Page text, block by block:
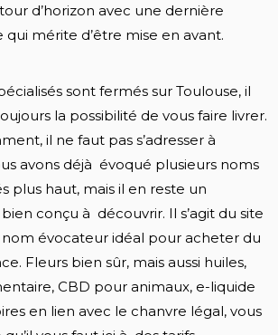
d’horizon avec une dernière
mérite d’être mise en avant.
sont fermés sur Toulouse, il
la possibilité de vous faire livrer.
il ne faut pas s’adresser à
avons déjà évoqué plusieurs noms
plus haut, mais il en reste un
conçu à découvrir. Il s’agit du site
nom évocateur idéal pour acheter du
Fleurs bien sûr, mais aussi huiles,
CBD pour animaux, e-liquide
en lien avec le chanvre légal, vous